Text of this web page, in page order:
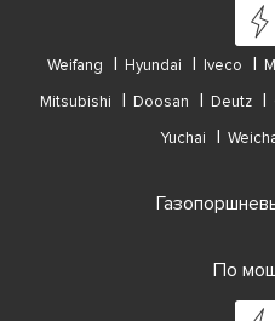
Weifang Hyundai Iveco
Mitsubishi
Doosan Deutz
Yuchai
По